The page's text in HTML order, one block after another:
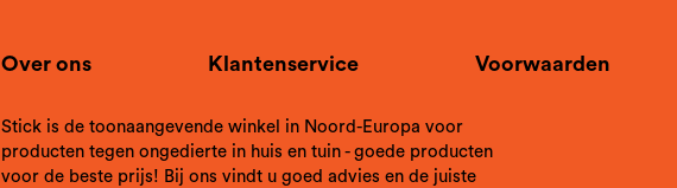
Over ons Klantenservice Voorwaarden
Stick is de toonaangevende winkel in Noord-Europa voor
producten tegen ongedierte in huis en tuin - goede producten
voor de beste prijs! Bij ons vindt u goed advies en de juiste